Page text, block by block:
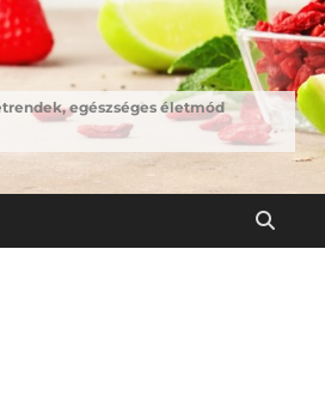
egészséges életmód